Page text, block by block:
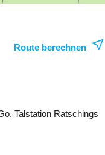
Route berechnen
Talstation Ratschings